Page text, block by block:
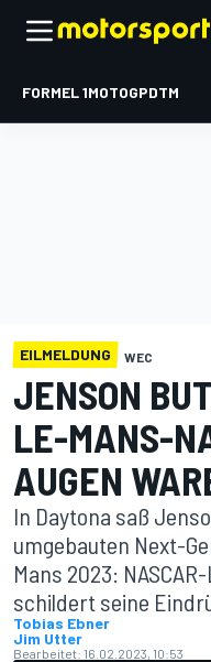
FORMEL 1MOTOGPDTM
EILMELDUNG WEC
JENSON
LE-MANS-
AUGEN
In Daytona saß
umgebauten Next-
Mans 2023:
schildert seine
Tobias Ebner
Jim Utter
Bearbeitet: 16.02.2023, 10:53